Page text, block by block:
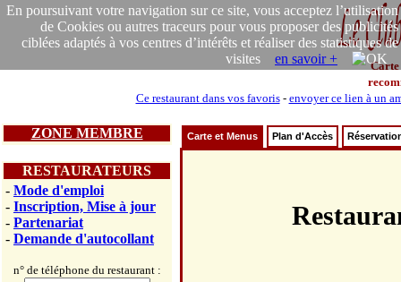
En poursuivant votre navigation sur ce site, vous acceptez l’utilisation
de Cookies ou autres traceurs pour vous proposer des publicités
ciblées adaptés à vos centres d’intérêts et réaliser des statistiques de
visites en savoir +
Carte
Ce restaurant dans vos favoris- envoyer ce lien à un
ZONE MEMBRE
RESTAURATEURS
- Mode d'emploi
- Inscription, Mise à jour
- Partenariat
- Demande d'autocollant
n° de téléphone du restaurant :
Carte et Menus Plan d'Accès